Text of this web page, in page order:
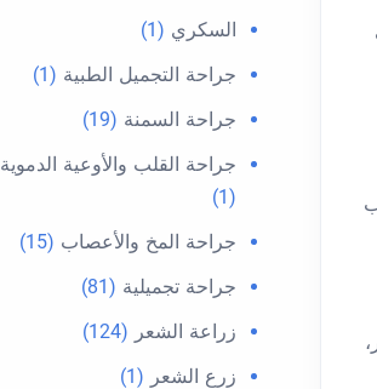
السكري (1)
جراحة التجميل الطبية (1)
جراحة السمنة (19)
جراحة القلب والأوعية الدموية
(1)
جراحة المخ والأعصاب (15)
جراحة تجميلية (81)
زراعة الشعر (124)
زرع الشعر (1)